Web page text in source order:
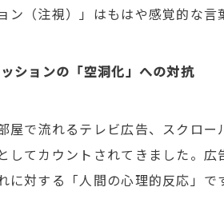
ン（注視）」はもはや感覚的な
ションの「空洞化」への対抗
屋で流れるテレビ広告、スクロ
してカウントされてきました。
に対する「人間の心理的反応」